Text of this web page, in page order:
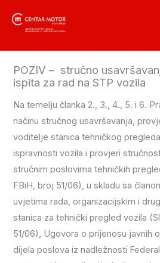
POZIV – stručno
ispita za rad na STP vozila
Na temelju članka 2., 3., 4., 5. i 6.
načinu stručnog usavršavanja,
voditelje stanica tehničkog
ispravnosti vozila i provjeri
stručnim poslovima tehničkih
FBiH, broj 51/06), u skladu sa
uvjetima rada, organizacijskim i
stanica za tehnički pregled vozila
51/06), Ugovora o prijenosu javnih
dijela poslova iz nadležnosti